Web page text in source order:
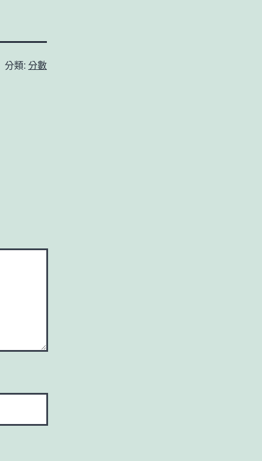
分類: 分數